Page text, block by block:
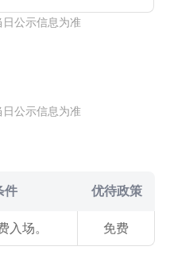
公示信息为准
公示信息为准
件 优待政策
入场。 免费